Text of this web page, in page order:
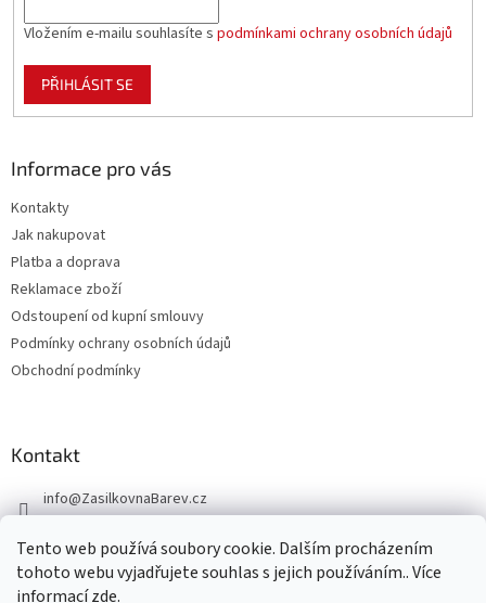
Tento web používá soubory cookie. Dalším procházením
tohoto webu vyjadřujete souhlas s jejich používáním.. Více
informacízde.
Vložením e-mailu souhlasíte s podmínkami ochrany osobních údajů
PŘIHLÁSIT SE
Informace pro vás
Kontakty
Jak nakupovat
Platba a doprava
Reklamace zboží
Odstoupení od kupní smlouvy
Podmínky ochrany osobních údajů
Obchodní podmínky
Kontakt
info@ZasilkovnaBarev.cz